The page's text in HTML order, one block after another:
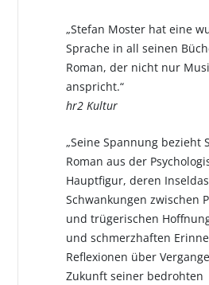
„Stefan Moster hat eine
Sprache in all seinen
Roman, der nicht nur
anspricht.“
hr2 Kultur
„Seine Spannung bezieht
Roman aus der
Hauptfigur, deren
Schwankungen zwischen
und trügerischen
und schmerzhaften
Reflexionen über
Zukunft seiner bedrohten